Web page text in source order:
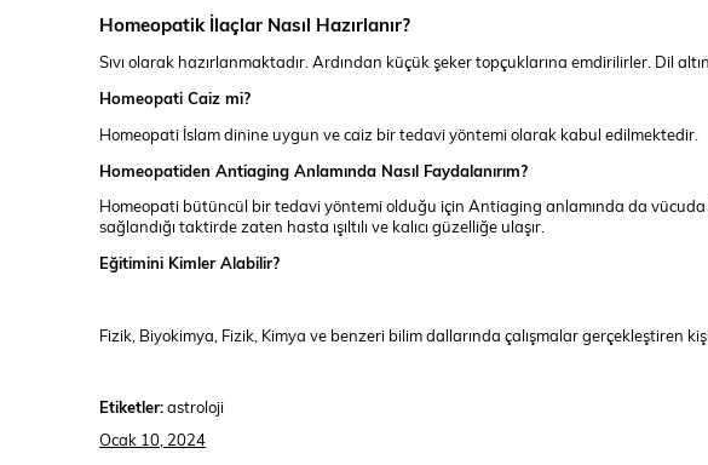
Homeopatik İlaçlar Nasıl Hazırlanır?
Sıvı olarak hazırlanmaktadır. Ardından küçük şeker topçuklarına emdirilirler. Dil
Homeopati Caiz mi?
Homeopati İslam dinine uygun ve caiz bir tedavi yöntemi olarak kabul edilmektedir.
Homeopatiden Antiaging Anlamında Nasıl Faydalanırım?
Homeopati bütüncül bir tedavi yöntemi olduğu için Antiaging anlamında da
sağlandığı taktirde zaten hasta ışıltılı ve kalıcı güzelliğe ulaşır.
Eğitimini Kimler Alabilir?
Fizik, Biyokimya, Fizik, Kimya ve benzeri bilim dallarında çalışmalar gerçekleştiren
Etiketler:astroloji
Ocak 10, 2024